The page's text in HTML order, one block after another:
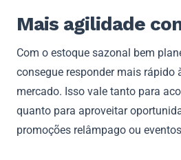
Mais agilidade
Com o estoque sazonal bem
consegue responder mais rápido
mercado. Isso vale tanto para
quanto para aproveitar
promoções relâmpago ou